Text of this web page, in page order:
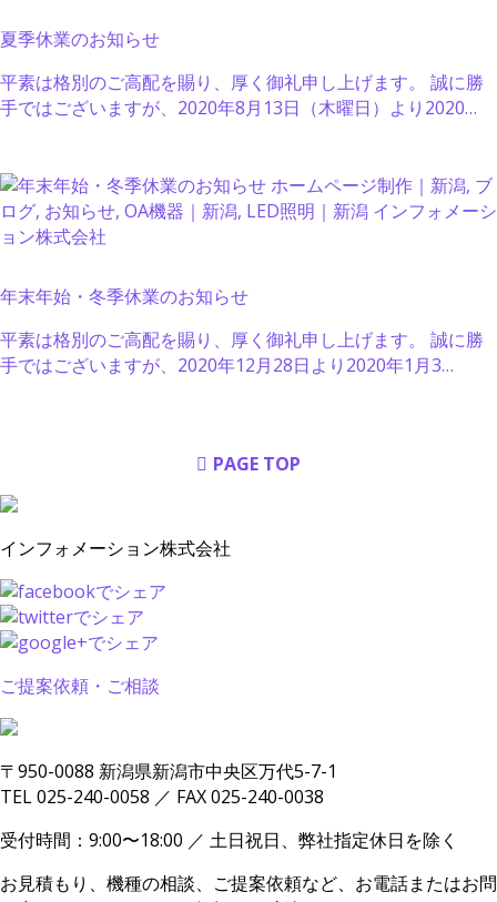
夏季休業のお知らせ
平素は格別のご高配を賜り、厚く御礼申し上げます。 誠に勝
手ではございますが、2020年8月13日（木曜日）より2020…
年末年始・冬季休業のお知らせ
平素は格別のご高配を賜り、厚く御礼申し上げます。 誠に勝
手ではございますが、2020年12月28日より2020年1月3…
PAGE TOP
インフォメーション株式会社
ご提案依頼・ご相談
〒950-0088 新潟県新潟市中央区万代5-7-1
TEL 025-240-0058 ／ FAX 025-240-0038
受付時間：9:00〜18:00 ／ 土日祝日、弊社指定休日を除く
お見積もり、機種の相談、ご提案依頼など、お電話またはお問